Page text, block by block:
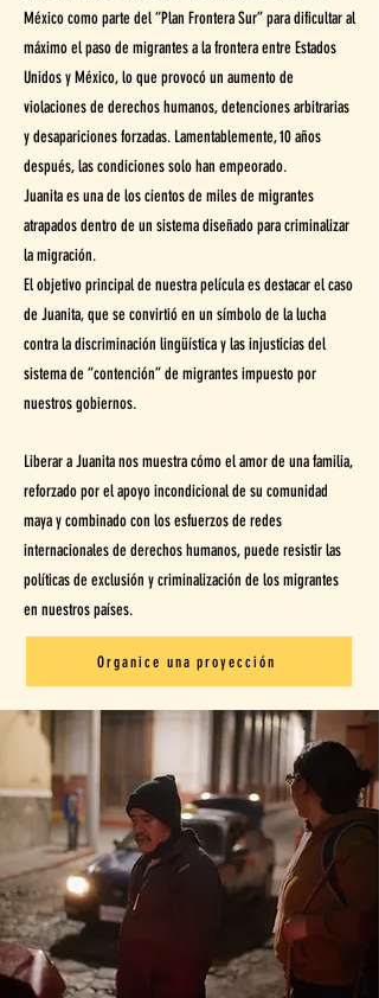
México como parte del “Plan Frontera Sur” para dificultar al
máximo el paso de migrantes a la frontera entre Estados
Unidos y México, lo que provocó un aumento de
violaciones de derechos humanos, detenciones arbitrarias
y desapariciones forzadas. Lamentablemente, 10 años
después, las condiciones solo han empeorado.
Juanita es una de los cientos de miles de migrantes
atrapados dentro de un sistema diseñado para criminalizar
la migración.
El objetivo principal de nuestra película es destacar el caso
de Juanita, que se convirtió en un símbolo de la lucha
contra la discriminación lingüística y las injusticias del
sistema de “contención” de migrantes impuesto por
nuestros gobiernos.
Liberar a Juanita nos muestra cómo el amor de una familia,
reforzado por el apoyo incondicional de su comunidad
maya y combinado con los esfuerzos de redes
internacionales de derechos humanos, puede resistir las
políticas de exclusión y criminalización de los migrantes
en nuestros países.
Organice una proyección